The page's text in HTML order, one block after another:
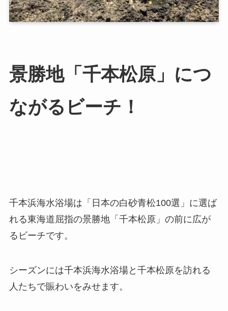
景勝地「千本松原」につ
ながるビーチ！
千本浜海水浴場は「日本の白砂青松100選」に選ば
れる東海道屈指の景勝地「千本松原」の前に広が
るビーチです。
シーズンには千本浜海水浴場と千本松原を訪れる
人たちで賑わいをみせます。